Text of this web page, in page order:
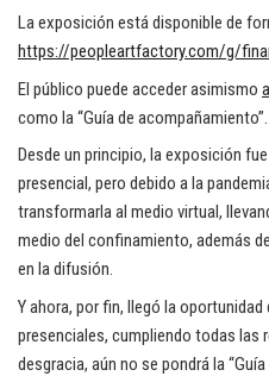
La exposición está disponible de
https://peopleartfactory.com/g/
El público puede acceder asimismo
como la “Guía de acompañamiento”.
Desde un principio, la exposición
presencial, pero debido a la
transformarla al medio virtual,
medio del confinamiento, además
en la difusión.
Y ahora, por fin, llegó la
presenciales, cumpliendo todas las
desgracia, aún no se pondrá la